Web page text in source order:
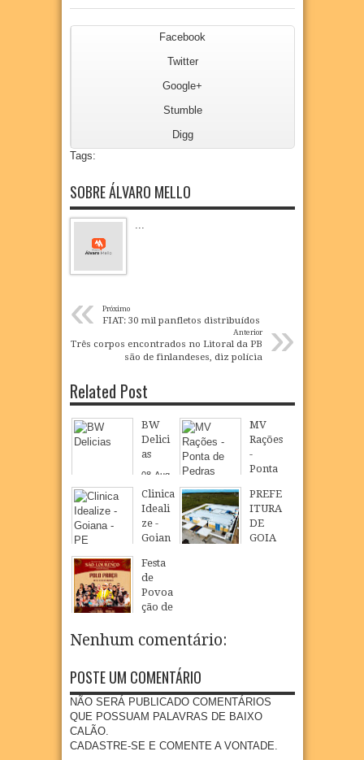
Facebook
Twitter
Google+
Stumble
Digg
Tags:
SOBRE ÁLVARO MELLO
...
« Próximo
FIAT: 30 mil panfletos distribuídos »
Anterior
Três corpos encontrados no Litoral da PB
são de finlandeses, diz polícia
Related Post
BW
Delici
as
08 Aug
2026
MV
Rações
-
Ponta
Pedra
s
08 Aug 2026
Clinica
Ideali
ze -
Goian
08 Aug 2026
PREFE
ITURA
DE
GOIA
LOUR
ENÇO
Festa
de
Povoa
ção de
Loure
a fé,
tradiç
ão e
cultur
a na
comu
Nenhum comentário:
POSTE UM COMENTÁRIO
NÃO SERÁ PUBLICADO COMENTÁRIOS
QUE POSSUAM PALAVRAS DE BAIXO
CALÃO.
CADASTRE-SE E COMENTE A VONTADE.